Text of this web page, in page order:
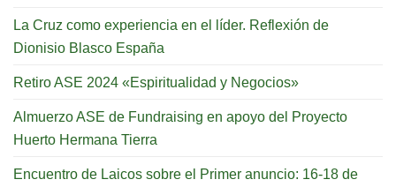
La Cruz como experiencia en el líder. Reflexión de
Dionisio Blasco España
Retiro ASE 2024 «Espiritualidad y Negocios»
Almuerzo ASE de Fundraising en apoyo del Proyecto
Huerto Hermana Tierra
Encuentro de Laicos sobre el Primer anuncio: 16-18 de